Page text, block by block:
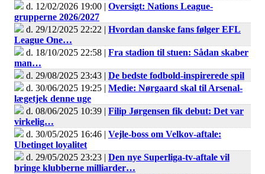
d. 12/02/2026 19:00 | Oversigt: Nations League-
grupperne 2026/2027
d. 29/12/2025 22:22 | Hvordan danske fans følger EFL
League One…
d. 18/10/2025 22:58 | Fra stadion til stuen: Sådan skaber
man…
d. 29/08/2025 23:43 | De bedste fodbold-inspirerede spil
d. 30/06/2025 19:25 | Medie: Nørgaard skal til Arsenal-
lægetjek denne uge
d. 08/06/2025 10:39 | Filip Jørgensen fik debut: Det var
virkelig…
d. 30/05/2025 16:46 | Vejle-boss om Velkov-aftale:
Ubetinget loyalitet
d. 29/05/2025 23:23 | Den nye Superliga-tv-aftale vil
bringe klubberne milliarder…